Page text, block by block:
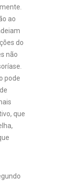
ao
do
não
pode
que